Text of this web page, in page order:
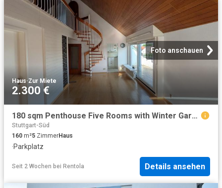
Foto anschauen
Haus·Zur Miete
2.300 €
180 sqm Penthouse Five Rooms with Winter Garden, Balcony and Fire Place in.
Stuttgart-Süd
160 m²5 ZimmerHaus
·Parkplatz
Seit 2 Wochen bei Rentola Details ansehen